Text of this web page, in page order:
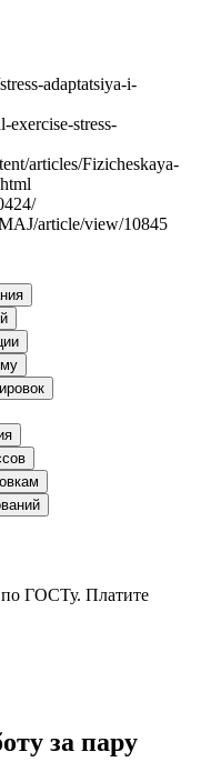
adaptatsiya-i-
exercise-stress-
articles/Fizicheskaya-
article/view/10845
по ГОСТу. Платите
за пару